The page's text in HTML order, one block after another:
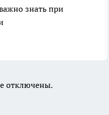
знать при
отключены.